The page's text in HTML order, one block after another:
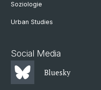
Soziologie
Urban Studies
Social Media
Bluesky